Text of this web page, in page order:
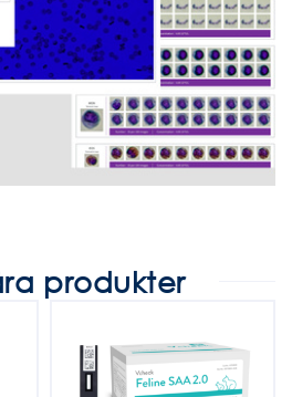
produkter